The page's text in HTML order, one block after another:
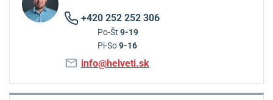
+420 252 252 306
Po-Št 9-19
Pi-So9-16
info@helveti.sk